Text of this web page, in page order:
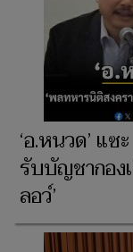
‘อ.หนวด’ แ
รับบัญชากอง
ลอว์’